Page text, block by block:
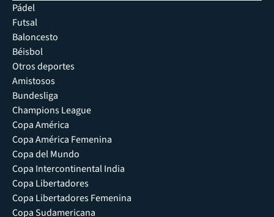
Pádel
Futsal
Baloncesto
Béisbol
Otros deportes
Amistosos
Bundesliga
Champions League
Copa América
Copa América Femenina
Copa del Mundo
Copa Intercontinental India
Copa Libertadores
Copa Libertadores Femenina
Copa Sudamericana